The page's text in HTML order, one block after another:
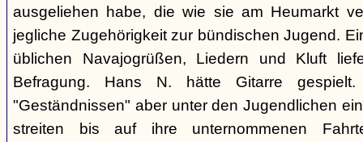
ausgeliehen habe, die wie sie am Heumarkt
jegliche Zugehörigkeit zur bündischen Jugend.
üblichen Navajogrüßen, Liedern und Kluft
Befragung. Hans N. hätte Gitarre
"Geständnissen" aber unter den Jugendlichen
streiten bis auf ihre unternommenen